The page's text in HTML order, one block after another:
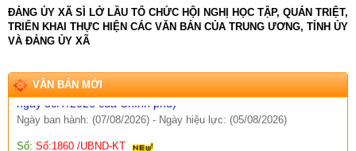
ĐẢNG ỦY XÃ SÌ LỞ LẦU TỔ CHỨC HỘI NGHỊ HỌC TẬP, QUÁN TRIỆT,
TRIỂN KHAI THỰC HIỆN CÁC VĂN BẢN CỦA TRUNG ƯƠNG, TỈNH ỦY
VÀ ĐẢNG ỦY XÃ
VĂN BẢN MỚI
đổi mới sáng tạo và chuyển đổi số năm 2026)
Ngày ban hành: (07/08/2026) -Ngày hiệu lực: (05/08/2026)
ngày 30/7/2026 của Chính phủ)
Ngày ban hành: (07/08/2026) -Ngày hiệu lực: (05/08/2026)
Số:Số:1860 /UBND-KT
Tên:(V/v Rà soát các điểm dân cư có nguy cơ sạt lở và lập